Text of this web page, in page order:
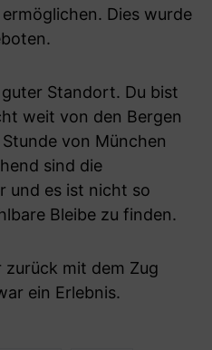
Dies wurde
Standort. Du bist
weit von den Bergen
von München
sind die
und es ist nicht so
Bleibe zu finden.
mit dem Zug
ein Erlebnis.